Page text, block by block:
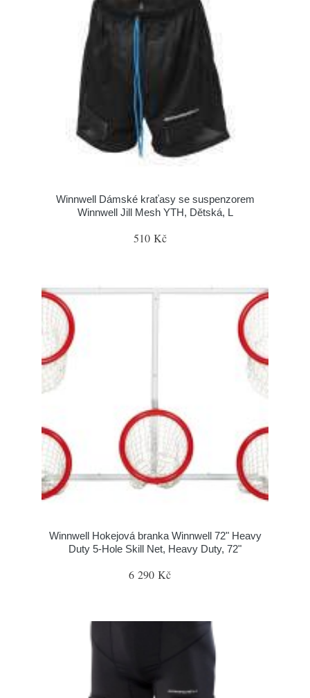
Winnwell Dámské kraťasy se suspenzorem
Winnwell Jill Mesh YTH, Dětská, L
510 Kč
Winnwell Hokejová branka Winnwell 72" Heavy
Duty 5-Hole Skill Net, Heavy Duty, 72"
6 290 Kč